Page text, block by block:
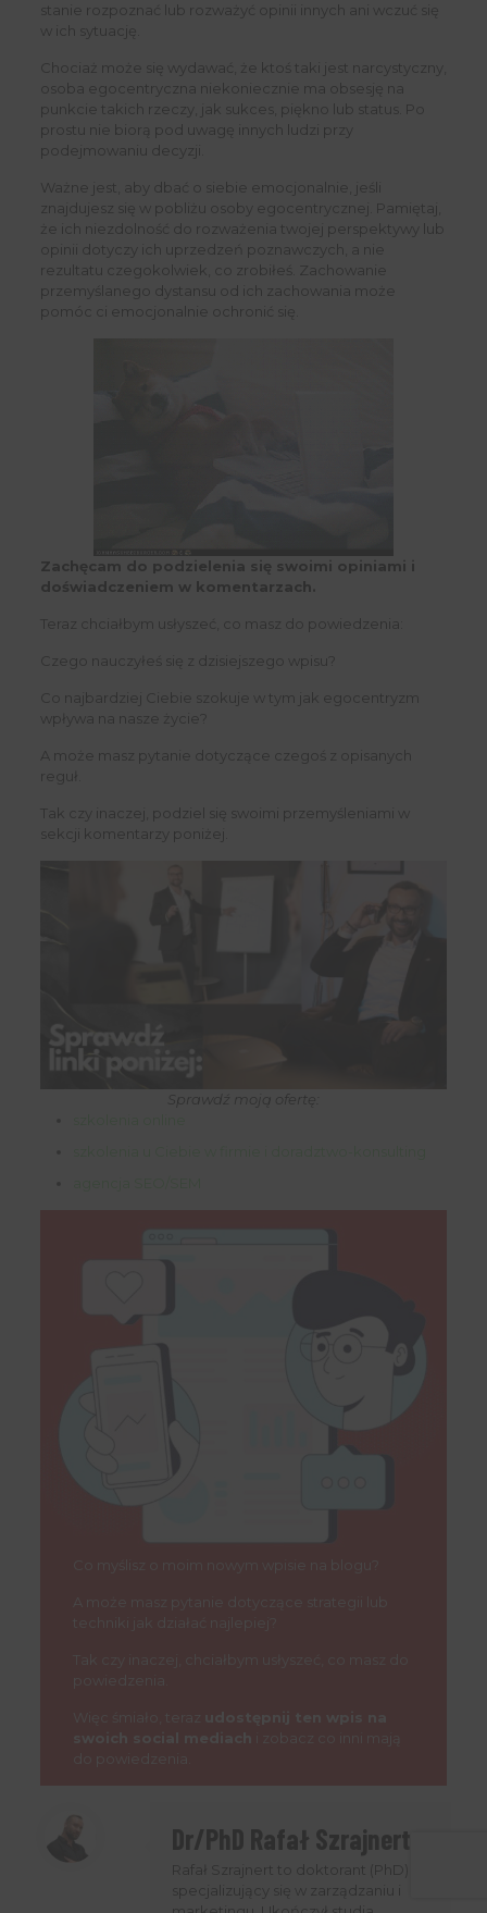
stanie rozpoznać lub rozważyć opinii innych ani wczuć się
w ich sytuację.
Chociaż może się wydawać, że ktoś taki jest narcystyczny,
osoba egocentryczna niekoniecznie ma obsesję na
punkcie takich rzeczy, jak sukces, piękno lub status. Po
prostu nie biorą pod uwagę innych ludzi przy
podejmowaniu decyzji.
Ważne jest, aby dbać o siebie emocjonalnie, jeśli
znajdujesz się w pobliżu osoby egocentrycznej. Pamiętaj,
że ich niezdolność do rozważenia twojej perspektywy lub
opinii dotyczy ich uprzedzeń poznawczych, a nie
rezultatu czegokolwiek, co zrobiłeś. Zachowanie
przemyślanego dystansu od ich zachowania może
pomóc ci emocjonalnie ochronić się.
Zachęcam do podzielenia się swoimi opiniami i
doświadczeniem w komentarzach.
Teraz chciałbym usłyszeć, co masz do powiedzenia:
Czego nauczyłeś się z dzisiejszego wpisu?
Co najbardziej Ciebie szokuje w tym jak egocentryzm
wpływa na nasze życie?
A może masz pytanie dotyczące czegoś z opisanych
reguł.
Tak czy inaczej, podziel się swoimi przemyśleniami w
sekcji komentarzy poniżej.
Sprawdź moją ofertę:
Dr/PhD Rafał Szrajnert
Rafał Szrajnert to doktorant (PhD)
specjalizujący się w zarządzaniu i